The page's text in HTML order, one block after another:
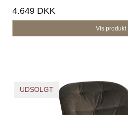
4.649 DKK
Vis produkt
UDSOLGT